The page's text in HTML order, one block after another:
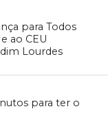
para Todos
ao CEU
Lourdes
para ter o